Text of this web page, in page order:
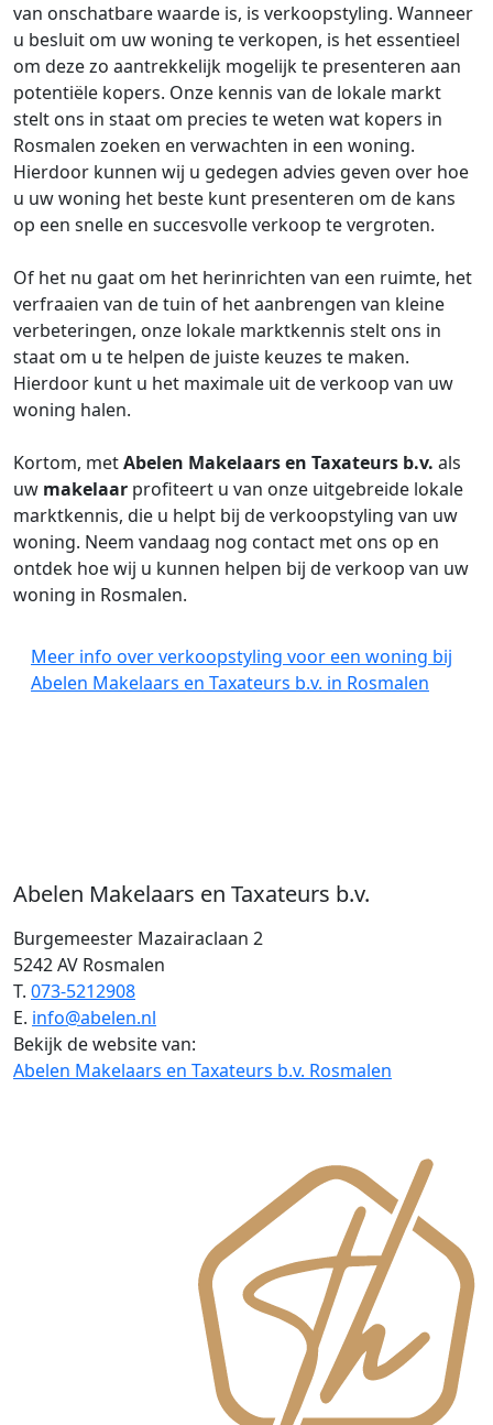
Abelen Makelaars en Taxateurs b.v.
Burgemeester Mazairaclaan 2
5242 AV Rosmalen
T. 073-5212908
E. info@abelen.nl
Bekijk de website van:
Abelen Makelaars en Taxateurs b.v. Rosmalen
van onschatbare waarde is, is verkoopstyling. Wanneer
u besluit om uw woning te verkopen, is het essentieel
om deze zo aantrekkelijk mogelijk te presenteren aan
potentiële kopers. Onze kennis van de lokale markt
stelt ons in staat om precies te weten wat kopers in
Rosmalen zoeken en verwachten in een woning.
Hierdoor kunnen wij u gedegen advies geven over hoe
u uw woning het beste kunt presenteren om de kans
op een snelle en succesvolle verkoop te vergroten.
Of het nu gaat om het herinrichten van een ruimte, het
verfraaien van de tuin of het aanbrengen van kleine
verbeteringen, onze lokale marktkennis stelt ons in
staat om u te helpen de juiste keuzes te maken.
Hierdoor kunt u het maximale uit de verkoop van uw
woning halen.
Kortom, metAbelen Makelaars en Taxateurs b.v. als
uw makelaar profiteert u van onze uitgebreide lokale
marktkennis, die u helpt bij de verkoopstyling van uw
woning. Neem vandaag nog contact met ons op en
ontdek hoe wij u kunnen helpen bij de verkoop van uw
woning in Rosmalen.
Meer info over verkoopstyling voor een woning bij
Abelen Makelaars en Taxateurs b.v. in Rosmalen